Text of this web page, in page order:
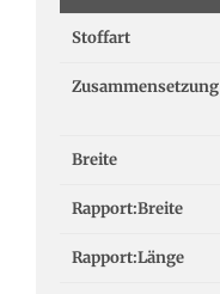
Stoffart
Zusammensetzung
Breite
Rapport:Breite
Rapport:Länge